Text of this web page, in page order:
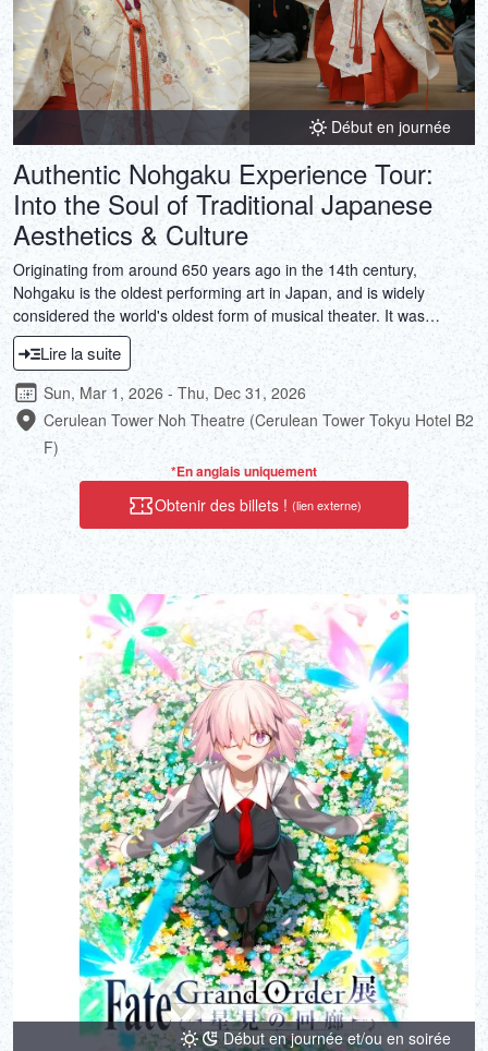
Début en journée
Authentic Nohgaku Experience Tour:
Into the Soul of Traditional Japanese
Aesthetics & Culture
Originating from around 650 years ago in the 14th century,
Nohgaku is the oldest performing art in Japan, and is widely
considered the world's oldest form of musical theater. It was
registered as a UNESCO Intangible Cultural Heritage in 2001 and
is recognized as one of the world's oldest forms of theater. But it is
not just theater; it is an art form that encapsulates Japanese
aesthetics and spirituality, a classical performing art that
transcends words and allows viewers to get in touch with Japanese
culture.This tour, which includes performances, explanations, and
experiences by real Noh performers who continue to carry on the
tradition, is a valuable opportunity to dive deep into the soul of
Japanese culture along with Noh performers.
Lire la suite
Sun, Mar 1, 2026 - Thu, Dec 31, 2026
Cerulean Tower Noh Theatre (Cerulean Tower Tokyu Hotel B2
F)
*En anglais uniquement
Obtenir des billets ! (lien externe)
Début en journée et/ou en soirée